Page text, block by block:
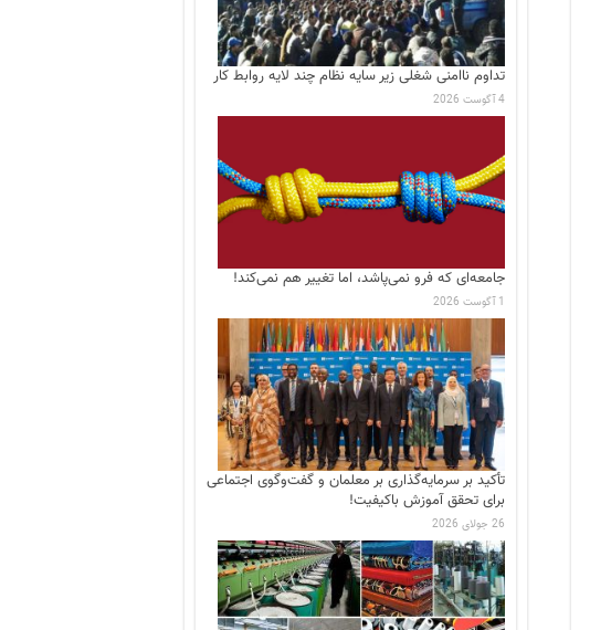
تداوم ناامنی شغلی زیر سایه نظام چند لایه روابط کار
4 آگوست 2026
جامعه‌ای که فرو نمی‌پاشد، اما تغییر هم نمی‌کند!
1 آگوست 2026
تأکید بر سرمایه‌گذاری بر معلمان و گفت‌وگوی اجتماعی
برای تحقق آموزش باکیفیت!
26 جولای 2026